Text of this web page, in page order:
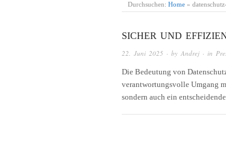
Durchsuchen: Home »
SICHER UND
22. Juni 2025 · by Andrej · in
Die Bedeutung von
verantwortungsvolle Umgang
sondern auch ein